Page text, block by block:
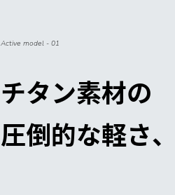
Active model - 01
チタン素材の
圧倒的な軽さ